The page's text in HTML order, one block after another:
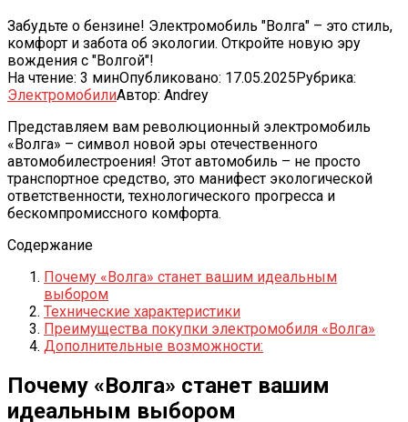
Забудьте о бензине! Электромобиль "Волга" – это стиль,
комфорт и забота об экологии. Откройте новую эру
вождения с "Волгой"!
На чтение: 3 минОпубликовано: 17.05.2025Рубрика:
ЭлектромобилиАвтор: Andrey
Представляем вам революционный электромобиль
«Волга» – символ новой эры отечественного
автомобилестроения! Этот автомобиль – не просто
транспортное средство, это манифест экологической
ответственности, технологического прогресса и
бескомпромиссного комфорта.
Содержание
Почему «Волга» станет вашим идеальным
выбором
Технические характеристики
Преимущества покупки электромобиля «Волга»
Дополнительные возможности:
Почему «Волга» станет вашим
идеальным выбором